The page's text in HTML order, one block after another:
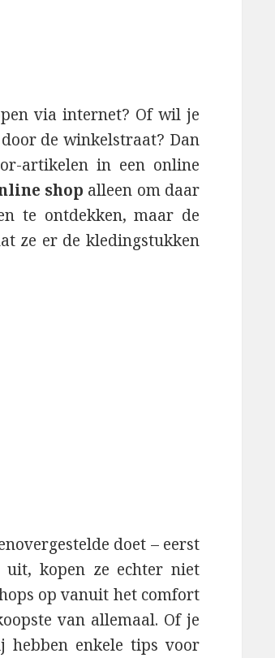
via internet? Of wil je
de winkelstraat? Dan
artikelen in een online
shop alleen om daar
te ontdekken, maar de
ze er de kledingstukken
doet – eerst
uit, kopen ze echter niet
op vanuit het comfort
van allemaal. Of je
hebben enkele tips voor